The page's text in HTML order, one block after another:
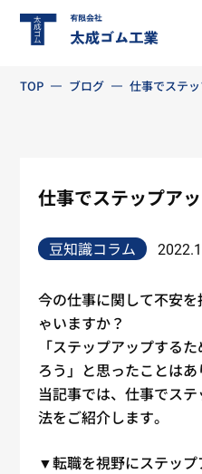
TOP ブログ 仕事でステ
仕事でステップア
豆知識コラム
今の仕事に関して不安
ゃいますか？
「ステップアップする
ろう」と思ったことはあ
当記事では、仕事でス
法をご紹介します。
▼転職を視野にステッ